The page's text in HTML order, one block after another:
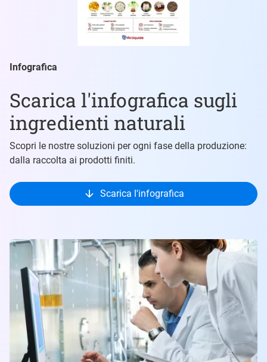
Infografica
Scarica l'infografica sugli
ingredienti naturali
Scopri le nostre soluzioni per ogni fase della produzione:
dalla raccolta ai prodotti finiti.
Scarica l'infografica